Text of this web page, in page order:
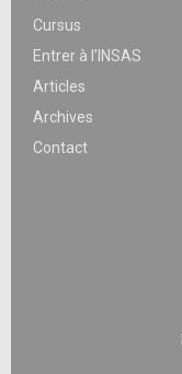
Cursus
Entrer à l’INSAS
Articles
Archives
Contact